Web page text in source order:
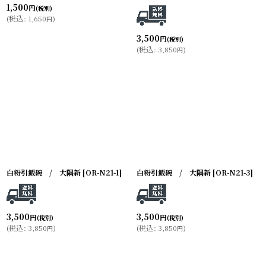
1,500円(税別)
(税込: 1,650円)
3,500円(税別)
(税込: 3,850円)
白粉引飯碗 / 大隅新 [OR-N21-1]
3,500円(税別)
(税込: 3,850円)
白粉引飯碗 / 大隅新 [OR-N21-3]
3,500円(税別)
(税込: 3,850円)